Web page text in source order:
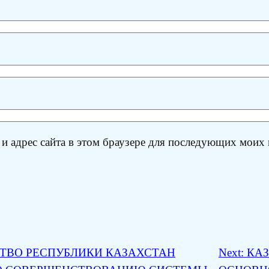
адрес сайта в этом браузере для последующих моих
РЕСПУБЛИКИ КАЗАХСТАН
Next: